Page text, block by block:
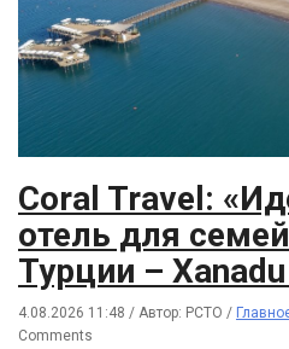
Coral Travel:
отель для
Турции –
4.08.2026 11:48 / Автор: РСТО /
Comments